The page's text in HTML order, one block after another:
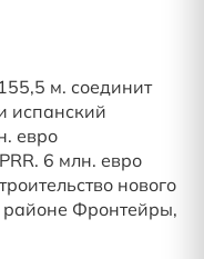
м. соединит
испанский
евро
6 млн. евро
нового
районе Фронтейры,